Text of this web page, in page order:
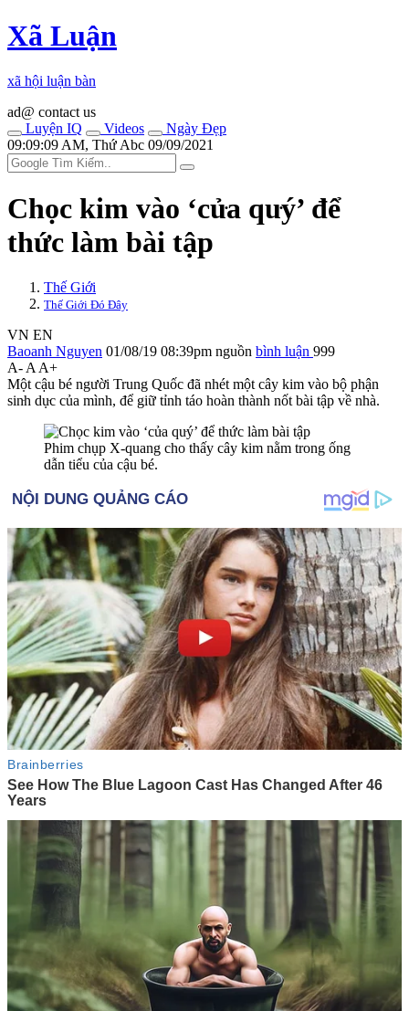
Xã Luận
xã hội luận bàn
ad@ contact us
Luyện IQ
Videos
Ngày Đẹp
09:09:09 AM, Thứ Abc 09/09/2021
Chọc kim vào ‘củ‌ּa qu‌ּý’ để
thức làm bài tập
Thế Giới
Thế Giới Đó Đây
VN EN
Baoanh Nguyen 01/08/19 08:39pm nguồn bình luận 999
A- A A+
Một cậu bé người Trung Quốc đã nhét một cây kim vào bộ phận
sin‌ּh dụ‌ּc của mình, để giữ tỉnh táo hoàn thành nốt bài tập về nhà.
Phim chụp X-quang cho thấy cây kim nằm trong ống
dẫn tiểu của cậu bé.